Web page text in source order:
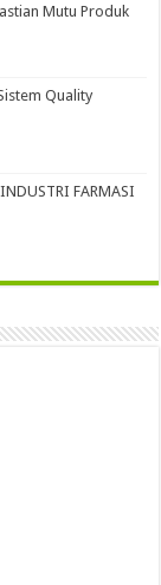
Mutu Produk
Quality
FARMASI